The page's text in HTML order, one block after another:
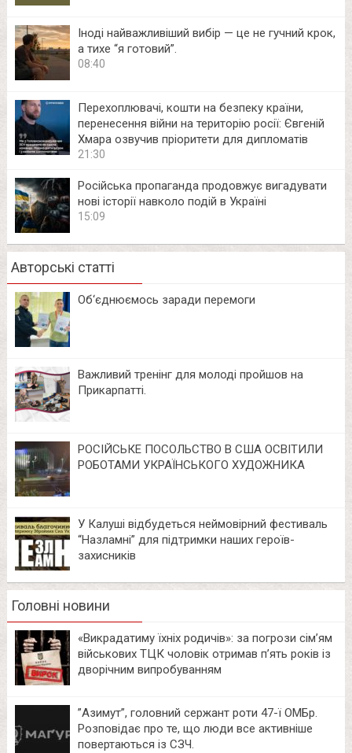
Іноді найважливіший вибір — це не гучний крок,
а тихе “я готовий”.
08:40
Перехоплювачі, кошти на безпеку країни,
перенесення війни на територію росії: Євгеній
Хмара озвучив пріоритети для дипломатів
21:30
Російська пропаганда продовжує вигадувати
нові історії навколо подій в Україні
15:09
Авторські статті
Об‘єднюємось заради перемоги
Важливий тренінг для молоді пройшов на
Прикарпатті.
РОСІЙСЬКЕ ПОСОЛЬСТВО В США ОСВІТИЛИ
РОБОТАМИ УКРАЇНСЬКОГО ХУДОЖНИКА
У Калуші відбудеться неймовірний фестиваль
“Назламні” для підтримки наших героїв-
захисників
Головні новини
«Викрадатиму їхніх родичів»: за погрози сім’ям
військових ТЦК чоловік отримав п’ять років із
дворічним випробуванням
⁨”Азимут”, головний сержант роти 47-ї ОМБр.
Розповідає про те, що люди все активніше
повертаються із СЗЧ.